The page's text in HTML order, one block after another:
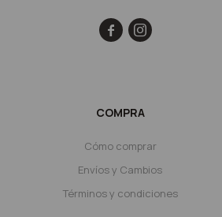
COMPRA
Cómo comprar
Envíos y Cambios
Términos y condiciones
 